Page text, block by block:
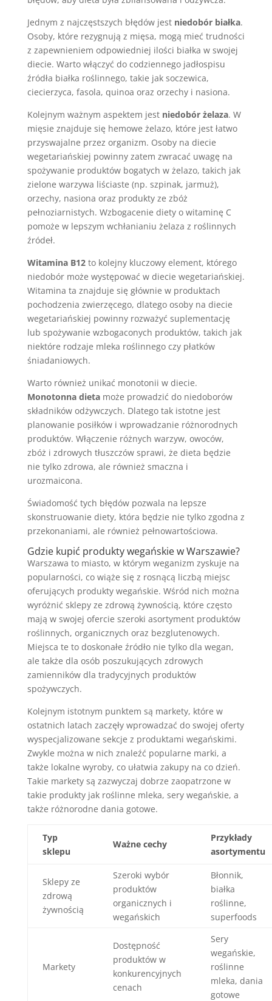
Jednym z najczęstszych błędów jest niedobór białka.
Osoby, które rezygnują z mięsa, mogą mieć trudności
z zapewnieniem odpowiedniej ilości białka w swojej
diecie. Warto włączyć do codziennego jadłospisu
źródła białka roślinnego, takie jak soczewica,
ciecierzyca, fasola, quinoa oraz orzechy i nasiona.
Kolejnym ważnym aspektem jest niedobór żelaza. W
mięsie znajduje się hemowe żelazo, które jest łatwo
przyswajalne przez organizm. Osoby na diecie
wegetariańskiej powinny zatem zwracać uwagę na
spożywanie produktów bogatych w żelazo, takich jak
zielone warzywa liściaste (np. szpinak, jarmuż),
orzechy, nasiona oraz produkty ze zbóż
pełnoziarnistych. Wzbogacenie diety o witaminę C
pomoże w lepszym wchłanianiu żelaza z roślinnych
źródeł.
Witamina B12to kolejny kluczowy element, którego
niedobór może występować w diecie wegetariańskiej.
Witamina ta znajduje się głównie w produktach
pochodzenia zwierzęcego, dlatego osoby na diecie
wegetariańskiej powinny rozważyć suplementację
lub spożywanie wzbogaconych produktów, takich jak
niektóre rodzaje mleka roślinnego czy płatków
śniadaniowych.
Warto również unikać monotonii w diecie.
Monotonna dietamoże prowadzić do niedoborów
składników odżywczych. Dlatego tak istotne jest
planowanie posiłków i wprowadzanie różnorodnych
produktów. Włączenie różnych warzyw, owoców,
zbóż i zdrowych tłuszczów sprawi, że dieta będzie
nie tylko zdrowa, ale również smaczna i
urozmaicona.
Świadomość tych błędów pozwala na lepsze
skonstruowanie diety, która będzie nie tylko zgodna z
przekonaniami, ale również pełnowartościowa.
Gdzie kupić produkty wegańskie w Warszawie?
Warszawa to miasto, w którym weganizm zyskuje na
popularności, co wiąże się z rosnącą liczbą miejsc
oferujących produkty wegańskie. Wśród nich można
wyróżnić sklepy ze zdrową żywnością, które często
mają w swojej ofercie szeroki asortyment produktów
roślinnych, organicznych oraz bezglutenowych.
Miejsca te to doskonałe źródło nie tylko dla wegan,
ale także dla osób poszukujących zdrowych
zamienników dla tradycyjnych produktów
spożywczych.
Kolejnym istotnym punktem są markety, które w
ostatnich latach zaczęły wprowadzać do swojej oferty
wyspecjalizowane sekcje z produktami wegańskimi.
Zwykle można w nich znaleźć popularne marki, a
także lokalne wyroby, co ułatwia zakupy na co dzień.
Takie markety są zazwyczaj dobrze zaopatrzone w
takie produkty jak roślinne mleka, sery wegańskie, a
także różnorodne dania gotowe.
Typ
sklepu
Ważne cechy
Przykłady
asortymentu
Sklepy ze
zdrową
żywnością
Szeroki wybór
produktów
organicznych i
wegańskich
Błonnik,
białka
roślinne,
superfoods
Markety
Dostępność
produktów w
konkurencyjnych
cenach
Sery
wegańskie,
roślinne
mleka, dania
gotowe